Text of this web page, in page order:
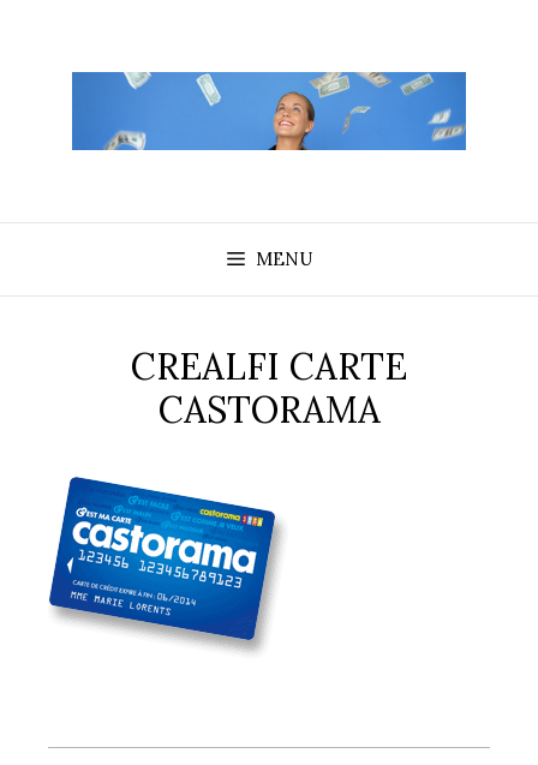
contenu
MENU
CREALFI CARTE
CASTORAMA